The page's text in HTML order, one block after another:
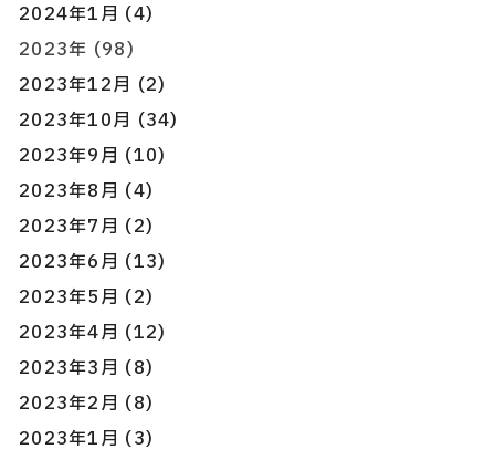
2024年1月 (4)
2023年 (98)
2023年12月 (2)
2023年10月 (34)
2023年9月 (10)
2023年8月 (4)
2023年7月 (2)
2023年6月 (13)
2023年5月 (2)
2023年4月 (12)
2023年3月 (8)
2023年2月 (8)
2023年1月 (3)